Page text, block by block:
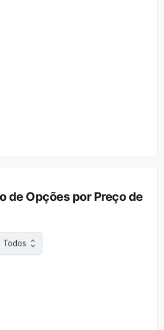
de Opções por Preço de
Todos